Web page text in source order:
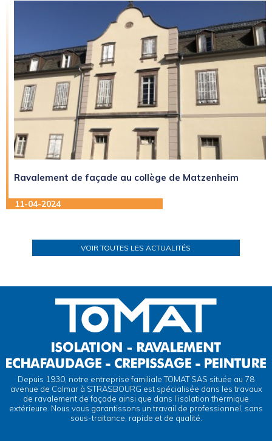
Ravalement de façade au collège de Matzenheim
11-04-2024
VOIR TOUTES LES ACTUALITÉS
Depuis 1930, notre entreprise familiale TOMAT SAS située au 78
avenue de Colmar à STRASBOURG est spécialisée dans les travaux
de ravalement de façade ainsi que dans l’isolation thermique
extérieure. Nous vous garantissons un travail de professionnel, sans
sous-traitance, rapide et de qualité.